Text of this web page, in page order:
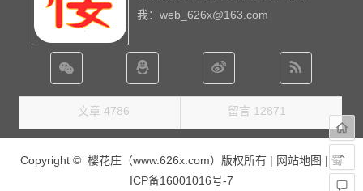
我：web_626x@163.com
文章 4786 留言 12871
Copyright © 樱花庄（www.626x.com）版权所有 | 网站地图 | 蜀
ICP备16001016号-7